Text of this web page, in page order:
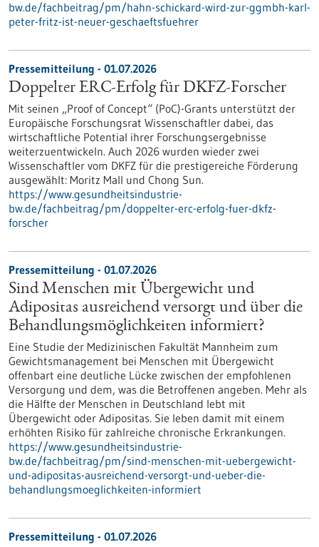
bw.de/fachbeitrag/pm/hahn-schickard-wird-zur-ggmbh-karl-
peter-fritz-ist-neuer-geschaeftsfuehrer
Pressemitteilung - 01.07.2026
Doppelter ERC-Erfolg für DKFZ-Forscher
Mit seinen „Proof of Concept“ (PoC)-Grants unterstützt der
Europäische Forschungsrat Wissenschaftler dabei, das
wirtschaftliche Potential ihrer Forschungsergebnisse
weiterzuentwickeln. Auch 2026 wurden wieder zwei
Wissenschaftler vom DKFZ für die prestigereiche Förderung
ausgewählt: Moritz Mall und Chong Sun.
https://www.gesundheitsindustrie-
bw.de/fachbeitrag/pm/doppelter-erc-erfolg-fuer-dkfz-
forscher
Pressemitteilung - 01.07.2026
Sind Menschen mit Übergewicht und
Adipositas ausreichend versorgt und über die
Behandlungsmöglichkeiten informiert?
Eine Studie der Medizinischen Fakultät Mannheim zum
Gewichtsmanagement bei Menschen mit Übergewicht
offenbart eine deutliche Lücke zwischen der empfohlenen
Versorgung und dem, was die Betroffenen angeben. Mehr als
die Hälfte der Menschen in Deutschland lebt mit
Übergewicht oder Adipositas. Sie leben damit mit einem
erhöhten Risiko für zahlreiche chronische Erkrankungen.
https://www.gesundheitsindustrie-
bw.de/fachbeitrag/pm/sind-menschen-mit-uebergewicht-
und-adipositas-ausreichend-versorgt-und-ueber-die-
behandlungsmoeglichkeiten-informiert
Pressemitteilung - 01.07.2026